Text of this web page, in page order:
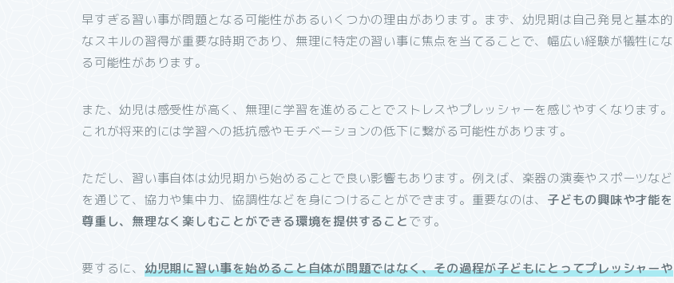
早すぎる習い事が問題となる可能性があるいくつかの理由があります。まず、幼児期は自己発見と基本的
なスキルの習得が重要な時期であり、無理に特定の習い事に焦点を当てることで、幅広い経験が犠牲にな
る可能性があります。
また、幼児は感受性が高く、無理に学習を進めることでストレスやプレッシャーを感じやすくなります。
これが将来的には学習への抵抗感やモチベーションの低下に繋がる可能性があります。
ただし、習い事自体は幼児期から始めることで良い影響もあります。例えば、楽器の演奏やスポーツなど
を通じて、協力や集中力、協調性などを身につけることができます。重要なのは、 子どもの興味や才能を
尊重し、無理なく楽しむことができる環境を提供することです。
要するに、 幼児期に習い事を始めること自体が問題ではなく、その過程が子どもにとってプレッシャーや